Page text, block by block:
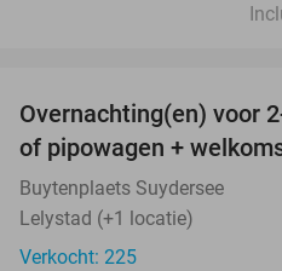
Overnachting(en) voor
of pipowagen +
Buytenplaets Suydersee
Lelystad (+1 locatie)
Verkocht: 225